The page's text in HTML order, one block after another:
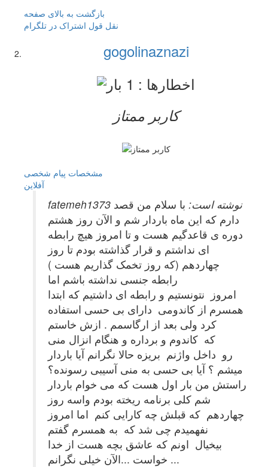
بازگشت به بالای صفحه
نقل قول اشتراک در تلگرام
gogolinaznazi
کاربر ممتاز
مشخصات پیام شخصی
آفلاين
fatemeh1373 نوشته است: با سلام من قصد
دارم که این ماه باردار شم و الآن روز هشتم
دوره ی قاعدگیم هست و تا امروز هیچ رابطه
ای نداشتم و قرار گذاشته بودم تا روز
چهاردهم (که روز تخمک گذاریم هست )
رابطه جنسی نداشته باشم اما
امروز نتونستیم و رابطه ای داشتیم که ابتدا
همسرم از کاندومی دارای بی حسی استفاده
کرد ولی بعد از ارگاسمم . ازش خاستم
که کاندوم و برداره و هنگام انزال منی
رو داخل واژنم بریزه حالا نگرانم آیا باردار
میشم ؟ آیا بی حسی به منی آسیبی رسونده؟
راستش من بار اول هست که می خوام باردار
شم کلی برنامه ریخته بودم واسه روز
چهاردهم که قبلش چه کارایی کنم اما امروز
نفهمیدم چی شد که به همسرم گفتم
بیخیال اونم که عاشق بچه هست از خدا
خواست ...الآن خیلی نگرانم ...